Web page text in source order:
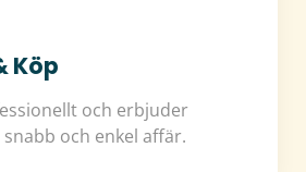
Köp
och erbjuder
och enkel affär.